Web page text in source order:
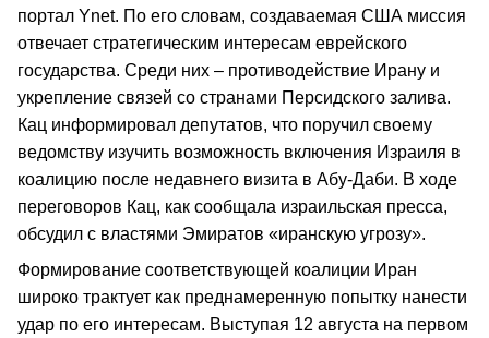
портал Ynet. По его словам, создаваемая США миссия
отвечает стратегическим интересам еврейского
государства. Среди них – противодействие Ирану и
укрепление связей со странами Персидского залива.
Кац информировал депутатов, что поручил своему
ведомству изучить возможность включения Израиля в
коалицию после недавнего визита в Абу-Даби. В ходе
переговоров Кац, как сообщала израильская пресса,
обсудил с властями Эмиратов «иранскую угрозу».
Формирование соответствующей коалиции Иран
широко трактует как преднамеренную попытку нанести
удар по его интересам. Выступая 12 августа на первом